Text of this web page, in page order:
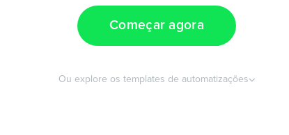
Começar agora
Ou explore os templates de automatizações